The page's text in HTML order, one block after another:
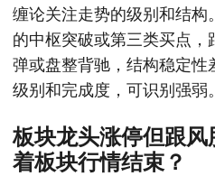
缠论关注走势的级别和结
的中枢突破或第三类买点，
弹或盘整背驰，结构稳定
级别和完成度，可识别强弱。
板块龙头涨停但跟
着板块行情结束？